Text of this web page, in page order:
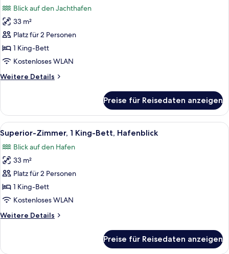
für
Executive-
Zimmer,
1 King-
Bett
Blick auf den Jachthafen
33 m²
Platz für 2 Personen
1 King-Bett
Kostenloses WLAN
Weitere Details
Weitere
Zimmer,
1 King-
Bett
Preise für Reisedaten anzeigen
Alle
Fotos
für
Superior-
Zimmer,
1 King-
Bett,
anzeigen
Ein Hotelzimmer mit Bett,
6
Superior-Zimmer, 1 King-Bett, Hafenblick
Blick auf den Hafen
33 m²
Platz für 2 Personen
1 King-Bett
Kostenloses WLAN
Weitere Details
Weitere
Zimmer,
Preise für Reisedaten anzeigen